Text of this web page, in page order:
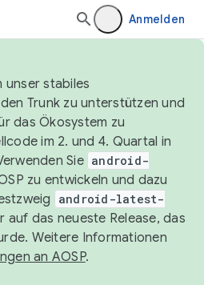
Anmelden
unser stabiles
Trunk zu unterstützen und
das Ökosystem zu
im 2. und 4. Quartal in
Sie android-
zu entwickeln und dazu
android-latest-
auf das neueste Release, das
Weitere Informationen
an AOSP.